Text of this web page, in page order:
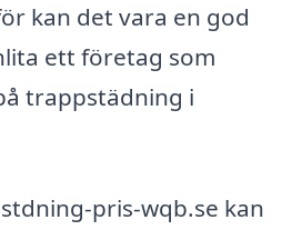
kan det vara en god
ett företag som
trappstädning i
pris-wqb.se kan